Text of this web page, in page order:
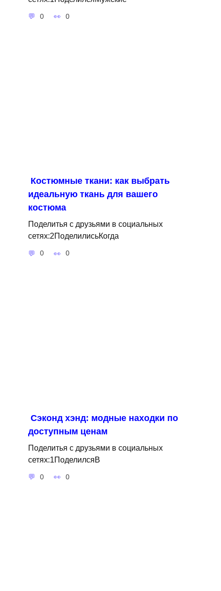
0 0
Костюмные ткани: как выбрать
идеальную ткань для вашего
костюма
Поделитья с друзьями в социальных
сетях:2ПоделилисьКогда
0 0
Сэконд хэнд: модные находки по
доступным ценам
Поделитья с друзьями в социальных
сетях:1ПоделилсяВ
0 0